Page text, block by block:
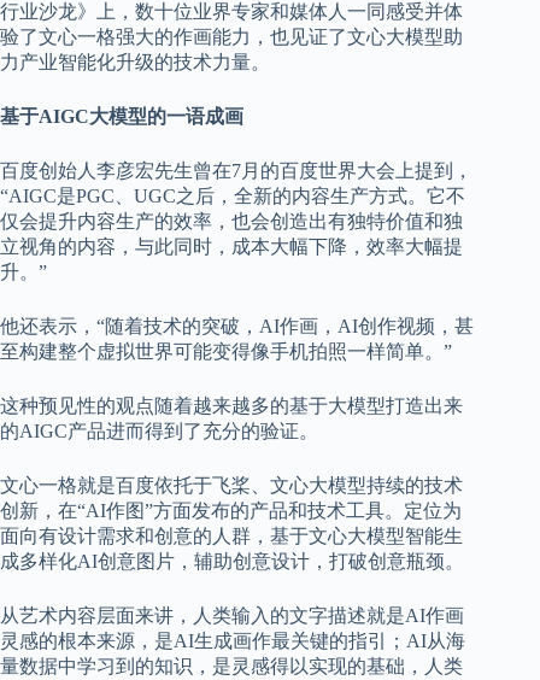
行业沙龙》上，数十位业界专家和媒体人一同感受并体
验了文心一格强大的作画能力，也见证了文心大模型助
力产业智能化升级的技术力量。
基于AIGC大模型的一语成画
百度创始人李彦宏先生曾在7月的百度世界大会上提到，
“AIGC是PGC、UGC之后，全新的内容生产方式。它不
仅会提升内容生产的效率，也会创造出有独特价值和独
立视角的内容，与此同时，成本大幅下降，效率大幅提
升。”
他还表示，“随着技术的突破，AI作画，AI创作视频，甚
至构建整个虚拟世界可能变得像手机拍照一样简单。”
这种预见性的观点随着越来越多的基于大模型打造出来
的AIGC产品进而得到了充分的验证。
文心一格就是百度依托于飞桨、文心大模型持续的技术
创新，在“AI作图”方面发布的产品和技术工具。定位为
面向有设计需求和创意的人群，基于文心大模型智能生
成多样化AI创意图片，辅助创意设计，打破创意瓶颈。
从艺术内容层面来讲，人类输入的文字描述就是AI作画
灵感的根本来源，是AI生成画作最关键的指引；AI从海
量数据中学习到的知识，是灵感得以实现的基础，人类